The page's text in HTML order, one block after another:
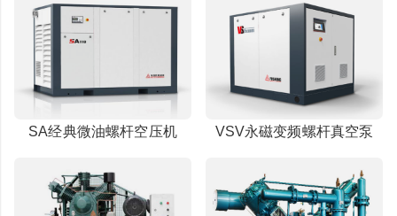
SA经典微油螺杆空压机 VSV永磁变频螺杆真空泵